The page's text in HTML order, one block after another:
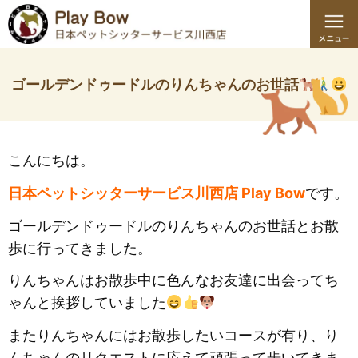
ゴールデンドゥードルのりんちゃんのお世話
こんにちは。
日本ペットシッターサービス川西店 Play Bowです。
ゴールデンドゥードルのりんちゃんのお世話とお散
歩に行ってきました。
りんちゃんはお散歩中に色んなお友達に出会ってち
ゃんと挨拶していました
またりんちゃんにはお散歩したいコースが有り、り